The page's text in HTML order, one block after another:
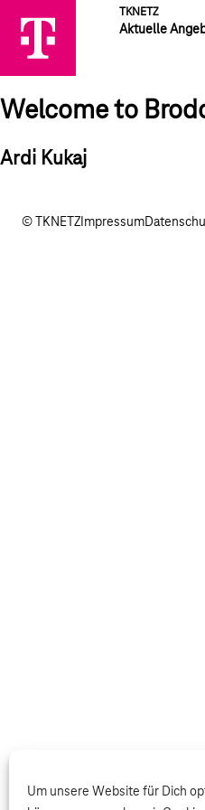
Um unsere Website für Dich
TKNETZ
Aktuelle
Welcome to
Ardi Kukaj
© TKNETZ Impressum